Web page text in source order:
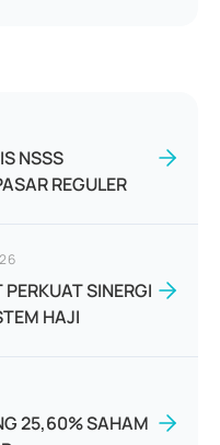
NSSS
REGULER
SINERGI
HAJI
25,60% SAHAM